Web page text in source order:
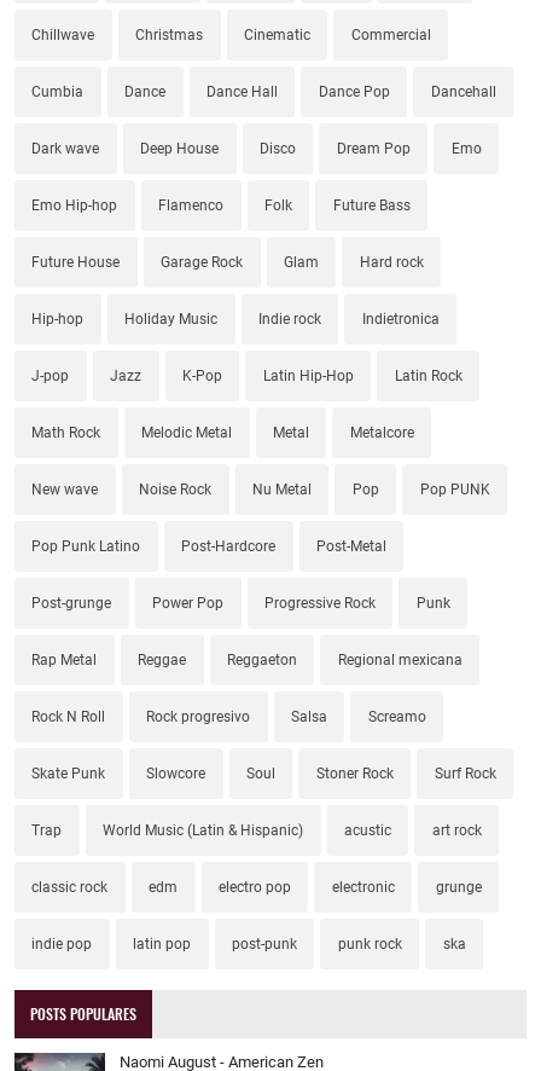
Chillwave Christmas Cinematic Commercial
Cumbia Dance Dance Hall Dance Pop Dancehall
Dark wave Deep House Disco Dream Pop Emo
Emo Hip-hop Flamenco Folk Future Bass
Future House Garage Rock Glam Hard rock
Hip-hop Holiday Music Indie rock Indietronica
J-pop Jazz K-Pop Latin Hip-Hop Latin Rock
Math Rock Melodic Metal Metal Metalcore
New wave Noise Rock Nu Metal Pop Pop PUNK
Pop Punk Latino Post-Hardcore Post-Metal
Post-grunge Power Pop Progressive Rock Punk
Rap Metal Reggae Reggaeton Regional mexicana
Rock N Roll Rock progresivo Salsa Screamo
Skate Punk Slowcore Soul Stoner Rock Surf Rock
Trap World Music (Latin & Hispanic) acustic art rock
classic rock edm electro pop electronic grunge
indie pop latin pop post-punk punk rock ska
POSTS POPULARES
Naomi August - American Zen